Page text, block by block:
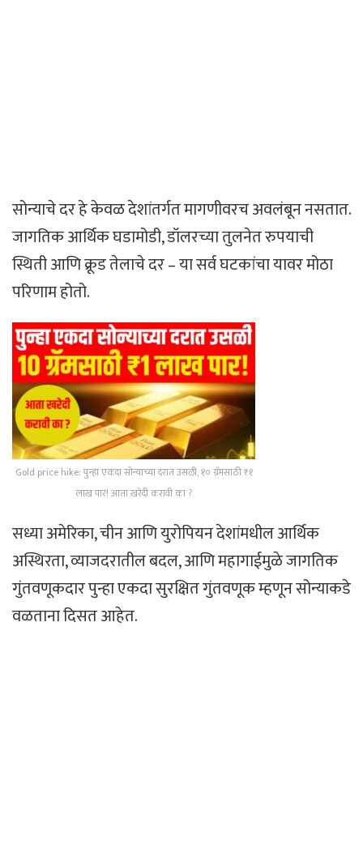
सोन्याचे दर हे केवळ देशांतर्गत मागणीवरच अवलंबून नसतात.
जागतिक आर्थिक घडामोडी, डॉलरच्या तुलनेत रुपयाची
स्थिती आणि क्रूड तेलाचे दर – या सर्व घटकांचा यावर मोठा
परिणाम होतो.
Gold price hike: पुन्हा एकदा सोन्याच्या दरात उसळी, १० ग्रॅमसाठी ₹१
लाख पार! आता खरेदी करावी का ?
सध्या अमेरिका, चीन आणि युरोपियन देशांमधील आर्थिक
अस्थिरता, व्याजदरातील बदल, आणि महागाईमुळे जागतिक
गुंतवणूकदार पुन्हा एकदा सुरक्षित गुंतवणूक म्हणून सोन्याकडे
वळताना दिसत आहेत.